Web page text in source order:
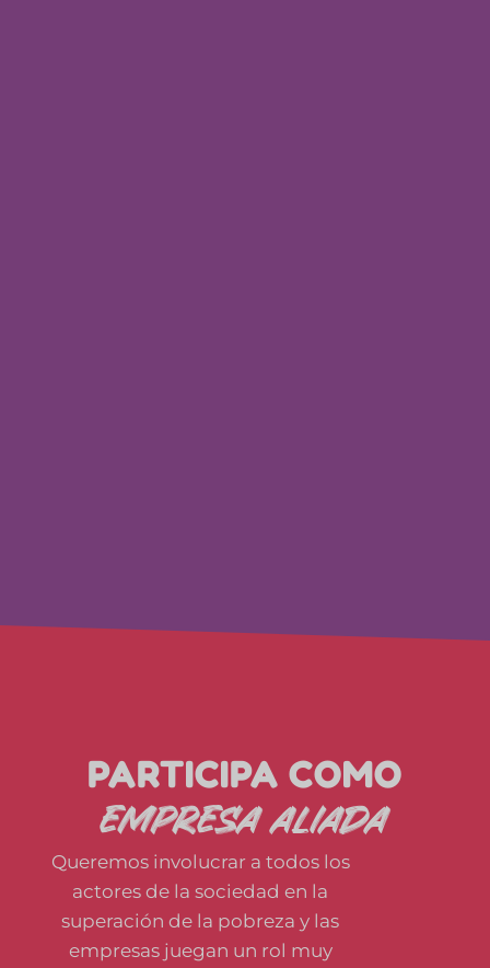
PARTICIPA COMO
EMPRESA ALIADA
Queremos involucrar a todos los
actores de la sociedad en la
superación de la pobreza y las
empresas juegan un rol muy